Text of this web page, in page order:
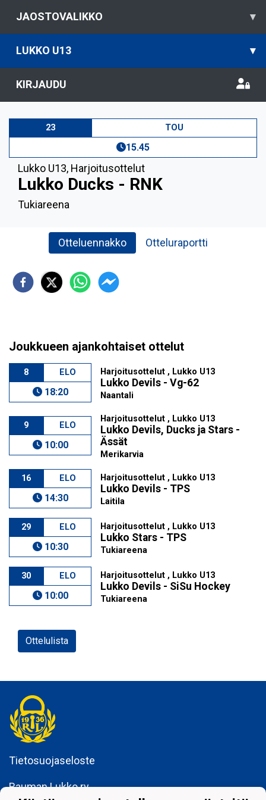
JAOSTOVALIKKO ▾
LUKKO U13 ▾
KIRJAUDU
23 TOU
15.45
Lukko U13, Harjoitusottelut
Lukko Ducks - RNK
Tukiareena
Otteluennakko Otteluraportti
Joukkueen ajankohtaiset ottelut
8 ELO
18:20
Harjoitusottelut , Lukko U13
Lukko Devils - Vg-62
Naantali
9 ELO
10:00
Harjoitusottelut , Lukko U13
Lukko Devils, Ducks ja Stars -
Ässät
Merikarvia
16 ELO
14:30
Harjoitusottelut , Lukko U13
Lukko Devils - TPS
Laitila
29 ELO
10:30
Harjoitusottelut , Lukko U13
Lukko Stars - TPS
Tukiareena
30 ELO
10:00
Harjoitusottelut , Lukko U13
Lukko Devils - SiSu Hockey
Tukiareena
Ottelulista
Tietosuojaseloste
Rauman Lukko ry